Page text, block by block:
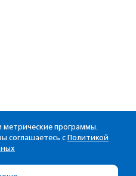
программы.
соглашаетесь с Политикой